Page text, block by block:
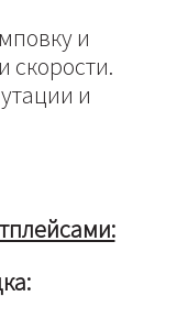
и
скорости.
и